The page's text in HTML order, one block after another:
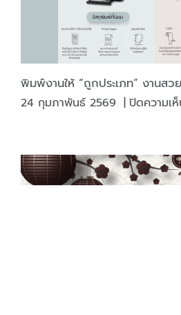
พิมพ์งานให้ “ถูกประเภท” งานส
24 กุมภาพันธ์ 2569 | ปิดความเ